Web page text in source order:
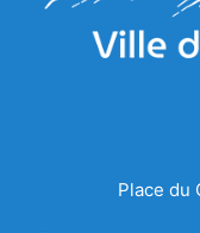
Place du